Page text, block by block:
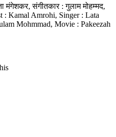
मंगेशकर, संगीतकार : गुलाम मोहम्मद,
: Kamal Amrohi, Singer : Lata
Mohmmad, Movie : Pakeezah